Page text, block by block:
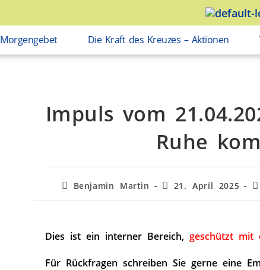
Morgengebet Die Kraft des Kreuzes – Aktionen
Impuls vom
Ruhe
Benjamin Martin 21. April 2025
Dies ist ein interner Bereich, geschützt mit
Für Rückfragen schreiben Sie gerne eine